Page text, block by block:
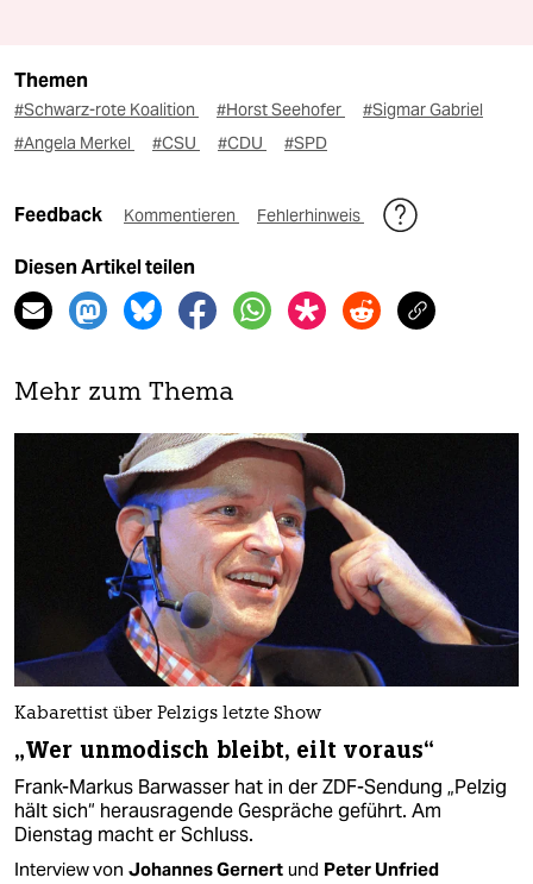
Themen
#Schwarz-rote Koalition #Horst Seehofer
#Sigmar Gabriel
#Angela Merkel
#CSU #CDU #SPD
Feedback Kommentieren Fehlerhinweis
Diesen Artikel teilen
Mehr zum Thema
Kabarettist über Pelzigs letzte Show
„Wer unmodisch bleibt, eilt voraus“
Frank-Markus Barwasser hat in der ZDF-Sendung „Pelzig
hält sich“ herausragende Gespräche geführt. Am
Dienstag macht er Schluss.
Interview von Johannes Gernert und Peter Unfried